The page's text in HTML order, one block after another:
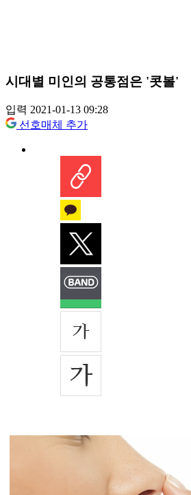
시대별 미인의 공통점은 '콧볼'
입력 2021-01-13 09:28
선호매체 추가